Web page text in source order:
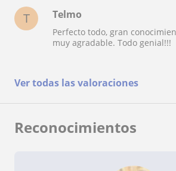
T Telmo
Perfecto todo, gran
muy agradable. Todo genial!!!
Ver todas las valoraciones
Reconocimientos